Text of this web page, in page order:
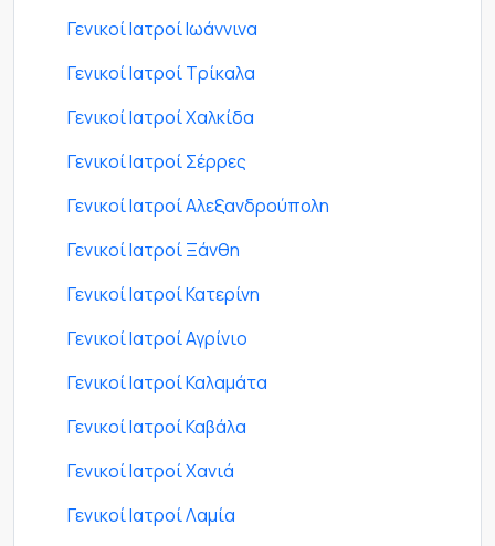
Γενικοί Ιατροί Ιωάννινα
Γενικοί Ιατροί Τρίκαλα
Γενικοί Ιατροί Χαλκίδα
Γενικοί Ιατροί Σέρρες
Γενικοί Ιατροί Αλεξανδρούπολη
Γενικοί Ιατροί Ξάνθη
Γενικοί Ιατροί Κατερίνη
Γενικοί Ιατροί Αγρίνιο
Γενικοί Ιατροί Καλαμάτα
Γενικοί Ιατροί Καβάλα
Γενικοί Ιατροί Χανιά
Γενικοί Ιατροί Λαμία